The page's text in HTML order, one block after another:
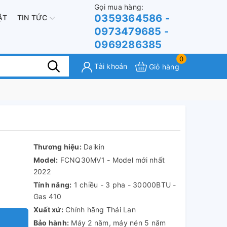
TIN TỨC
Gọi mua hàng:
0359364586 -
0973479685 -
0969286385
Tài khoản
0
Giỏ hàng
Thương hiệu:Daikin
Model: FCNQ30MV1 - Model mới nhất
2022
Tính năng: 1 chiều - 3 pha - 30000BTU -
Gas 410
Xuất xứ:Chính hãng Thái Lan
Bảo hành: Máy 2 năm, máy nén 5 năm